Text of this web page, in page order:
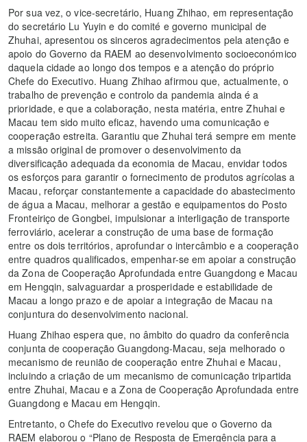
Por sua vez, o vice-secretário, Huang Zhihao, em representação
do secretário Lu Yuyin e do comité e governo municipal de
Zhuhai, apresentou os sinceros agradecimentos pela atenção e
apoio do Governo da RAEM ao desenvolvimento socioeconómico
daquela cidade ao longo dos tempos e a atenção do próprio
Chefe do Executivo. Huang Zhihao afirmou que, actualmente, o
trabalho de prevenção e controlo da pandemia ainda é a
prioridade, e que a colaboração, nesta matéria, entre Zhuhai e
Macau tem sido muito eficaz, havendo uma comunicação e
cooperação estreita. Garantiu que Zhuhai terá sempre em mente
a missão original de promover o desenvolvimento da
diversificação adequada da economia de Macau, envidar todos
os esforços para garantir o fornecimento de produtos agrícolas a
Macau, reforçar constantemente a capacidade do abastecimento
de água a Macau, melhorar a gestão e equipamentos do Posto
Fronteiriço de Gongbei, impulsionar a interligação de transporte
ferroviário, acelerar a construção de uma base de formação
entre os dois territórios, aprofundar o intercâmbio e a cooperação
entre quadros qualificados, empenhar-se em apoiar a construção
da Zona de Cooperação Aprofundada entre Guangdong e Macau
em Hengqin, salvaguardar a prosperidade e estabilidade de
Macau a longo prazo e de apoiar a integração de Macau na
conjuntura do desenvolvimento nacional.
Huang Zhihao espera que, no âmbito do quadro da conferência
conjunta de cooperação Guangdong-Macau, seja melhorado o
mecanismo de reunião de cooperação entre Zhuhai e Macau,
incluindo a criação de um mecanismo de comunicação tripartida
entre Zhuhai, Macau e a Zona de Cooperação Aprofundada entre
Guangdong e Macau em Hengqin.
Entretanto, o Chefe do Executivo revelou que o Governo da
RAEM elaborou o “Plano de Resposta de Emergência para a